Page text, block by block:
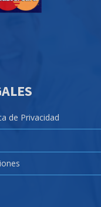
de Privacidad